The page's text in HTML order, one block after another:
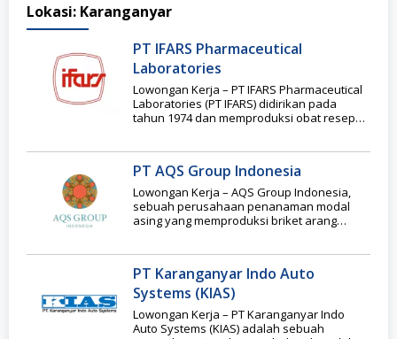
Lokasi: Karanganyar
PT IFARS Pharmaceutical
Laboratories
Lowongan Kerja – PT IFARS Pharmaceutical
Laboratories (PT IFARS) didirikan pada
tahun 1974 dan memproduksi obat resep
PT AQS Group Indonesia
Lowongan Kerja – AQS Group Indonesia,
sebuah perusahaan penanaman modal
asing yang memproduksi briket arang
PT Karanganyar Indo Auto
Systems (KIAS)
Lowongan Kerja – PT Karanganyar Indo
Auto Systems (KIAS) adalah sebuah